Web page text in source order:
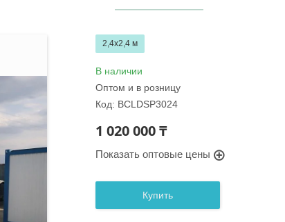
2,4x2,4 м
В наличии
Оптом и в розницу
Код: BCLDSP3024
1 020 000 ₸
Показать оптовые цены
Купить